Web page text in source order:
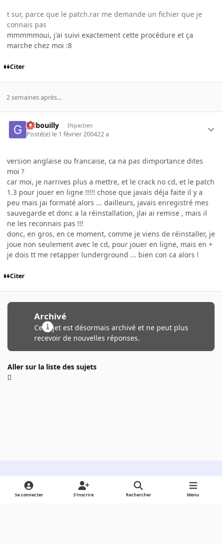
t sur, parce que le patch.rar me demande un fichier que je
connais pas
mmmmmoui, j'ai suivi exactement cette procédure et ça
marche chez moi :8
Citer
2 semaines après...
gribouilly INpactien
Posté(e) le 1 février 200422 a
version anglaise ou francaise, ca na pas dimportance dites
moi ?
car moi, je narrives plus a mettre, et le crack no cd, et le patch
1.3 pour jouer en ligne !!!!! chose que javais déja faite il y a
peu mais jai formaté alors ... dailleurs, javais enregistré mes
sauvegarde et donc a la réinstallation, jlai ai remise , mais il
ne les reconnais pas !!!
donc, en gros, en ce moment, comme je viens de réinstaller, je
joue non seulement avec le cd, pour jouer en ligne, mais en +
je dois tt me retapper lunderground ... bien con ca alors !
Citer
Archivé
Ce sujet est désormais archivé et ne peut plus
recevoir de nouvelles réponses.
Aller sur la liste des sujets
Light ModeDark ModeSystem Preference
Se connecter S’inscrire Rechercher Menu